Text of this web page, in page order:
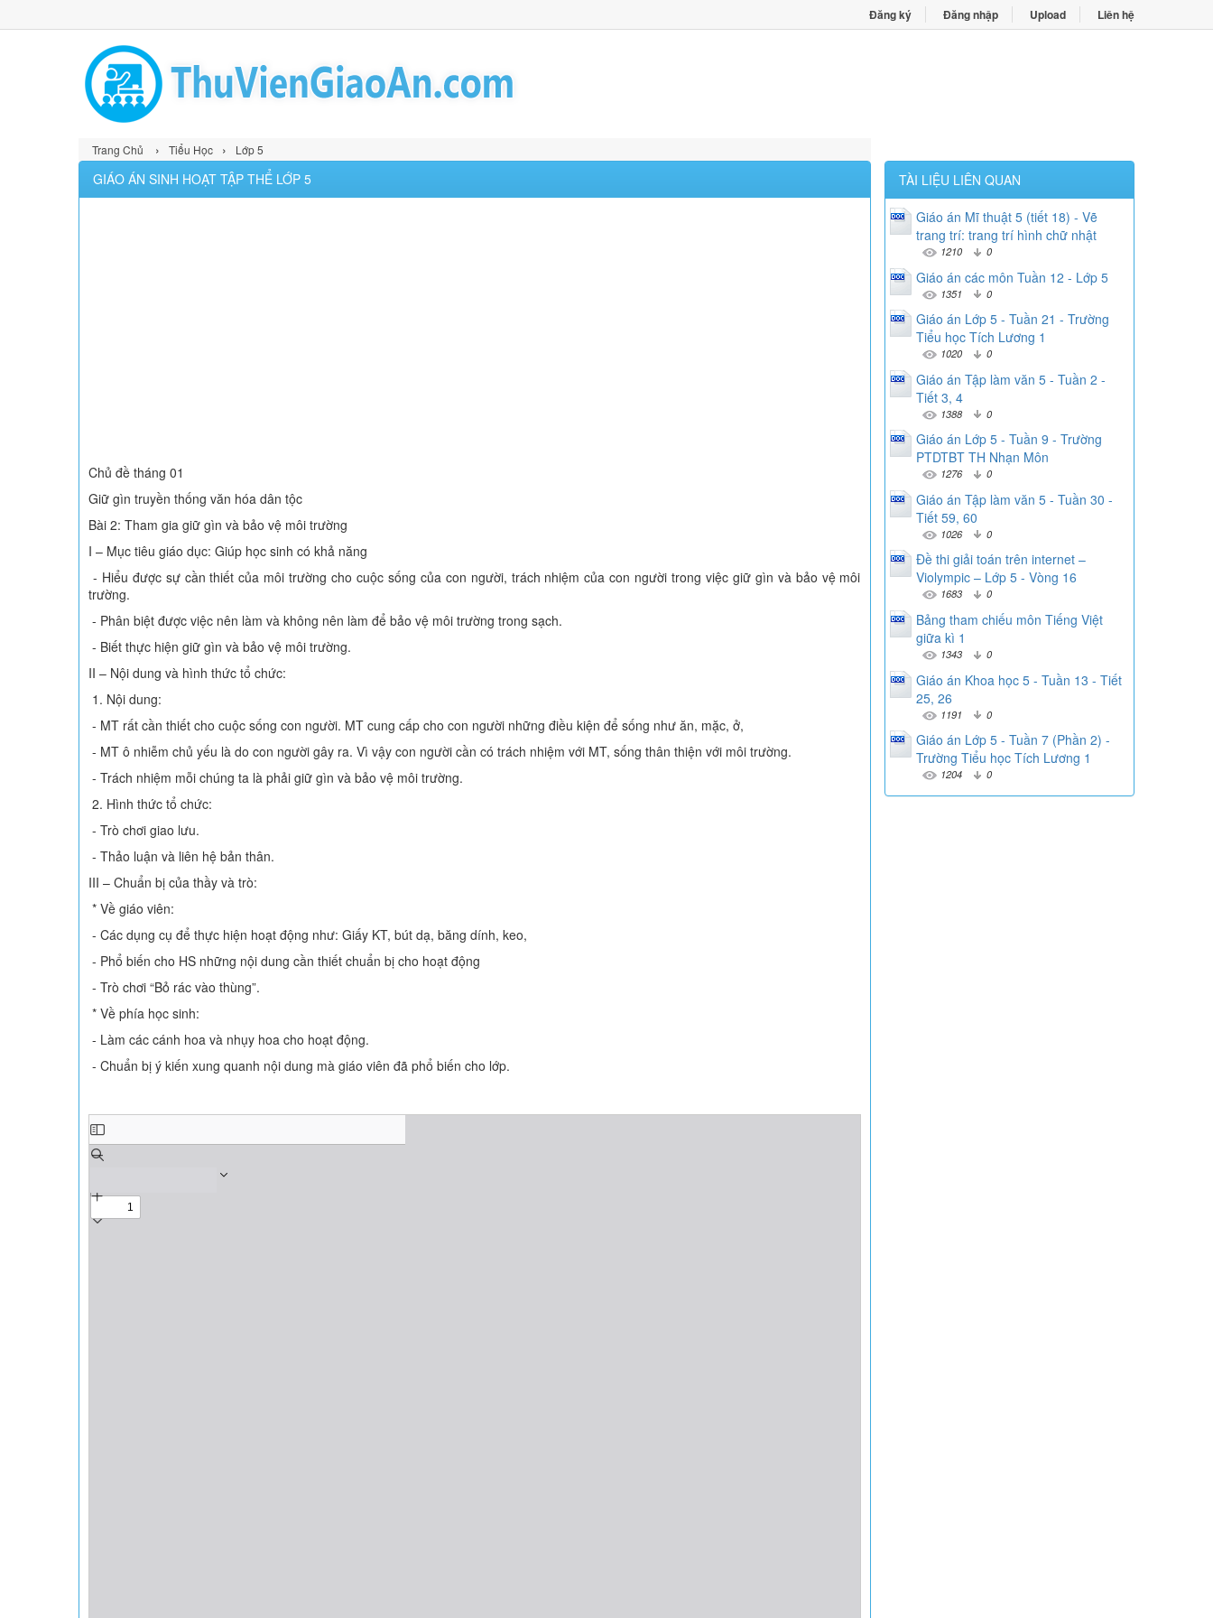
Đăng ký Đăng nhập Upload Liên hệ
Trang Chủ › Tiểu Học › Lớp 5
GIÁO ÁN SINH HOẠT TẬP THỂ LỚP 5
Chủ đề tháng 01
Giữ gìn truyền thống văn hóa dân tộc
Bài 2: Tham gia giữ gìn và bảo vệ môi trường
I – Mục tiêu giáo dục: Giúp học sinh có khả năng
- Hiểu được sự cần thiết của môi trường cho cuộc sống của con người, trách nhiệm của con người trong việc giữ gìn và bảo vệ môi
trường.
- Phân biệt được việc nên làm và không nên làm để bảo vệ môi trường trong sạch.
- Biết thực hiện giữ gìn và bảo vệ môi trường.
II – Nội dung và hình thức tổ chức:
1. Nội dung:
- MT rất cần thiết cho cuộc sống con người. MT cung cấp cho con người những điều kiện để sống như ăn, mặc, ở,
- MT ô nhiễm chủ yếu là do con người gây ra. Vì vậy con người cần có trách nhiệm với MT, sống thân thiện với môi trường.
- Trách nhiệm mỗi chúng ta là phải giữ gìn và bảo vệ môi trường.
2. Hình thức tổ chức:
- Trò chơi giao lưu.
- Thảo luận và liên hệ bản thân.
III – Chuẩn bị của thầy và trò:
* Về giáo viên:
- Các dụng cụ để thực hiện hoạt động như: Giấy KT, bút dạ, băng dính, keo,
- Phổ biến cho HS những nội dung cần thiết chuẩn bị cho hoạt động
- Trò chơi “Bỏ rác vào thùng”.
* Về phía học sinh:
- Làm các cánh hoa và nhụy hoa cho hoạt động.
- Chuẩn bị ý kiến xung quanh nội dung mà giáo viên đã phổ biến cho lớp.
TÀI LIỆU LIÊN QUAN
Giáo án Mĩ thuật 5 (tiết 18) - Vẽ
trang trí: trang trí hình chữ nhật
1210 0
Giáo án các môn Tuần 12 - Lớp 5
1351 0
Giáo án Lớp 5 - Tuần 21 - Trường
Tiểu học Tích Lương 1
1020 0
Giáo án Tập làm văn 5 - Tuần 2 -
Tiết 3, 4
1388 0
Giáo án Lớp 5 - Tuần 9 - Trường
PTDTBT TH Nhạn Môn
1276 0
Giáo án Tập làm văn 5 - Tuần 30 -
Tiết 59, 60
1026 0
Đề thi giải toán trên internet –
Violympic – Lớp 5 - Vòng 16
1683 0
Bảng tham chiếu môn Tiếng Việt
giữa kì 1
1343 0
Giáo án Khoa học 5 - Tuần 13 - Tiết
25, 26
1191 0
Giáo án Lớp 5 - Tuần 7 (Phần 2) -
Trường Tiểu học Tích Lương 1
1204 0